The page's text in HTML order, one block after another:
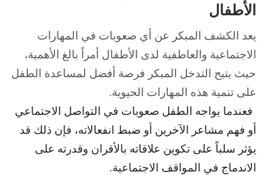
الأطفال
يعد الكشف المبكر عن أي صعوبات في المهارات
الاجتماعية والعاطفية لدى الأطفال أمراً بالغ الأهمية،
حيث يتيح التدخل المبكر فرصة أفضل لمساعدة الطفل
على تنمية هذه المهارات الحيوية.
فعندما يواجه الطفل صعوبات في التواصل الاجتماعي
أو فهم مشاعر الآخرين أو ضبط انفعالاته، فإن ذلك قد
يؤثر سلباً على تكوين علاقاته بالأقران وقدرته على
الاندماج في المواقف الاجتماعية.